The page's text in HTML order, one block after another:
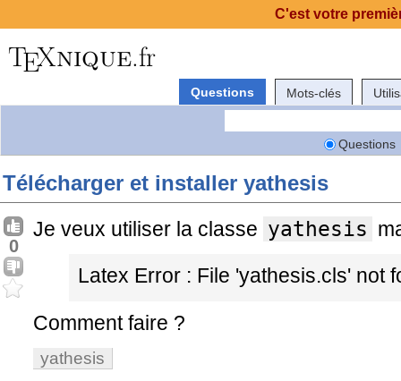
Questions Mots-clés
Questions
Télécharger et installer yathesis
0
Je veux utiliser la classe yathesis
Latex Error : File 'yathesis.cls' not
Comment faire ?
yathesis
C'est votre